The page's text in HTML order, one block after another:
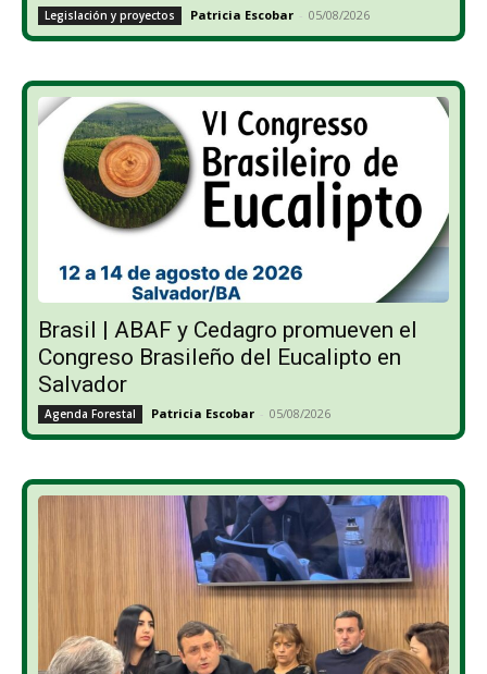
Legislación y proyectos Patricia Escobar - 05/08/2026
Brasil | ABAF y Cedagro promueven el
Congreso Brasileño del Eucalipto en
Salvador
Agenda Forestal Patricia Escobar - 05/08/2026